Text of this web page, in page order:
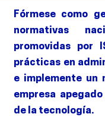
Fórmese como
normativas
promovidas por
prácticas en
e implemente un
empresa
de la tecnología.